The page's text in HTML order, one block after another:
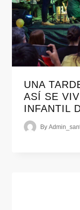
UNA
ASÍ SE
INFANTIL
By